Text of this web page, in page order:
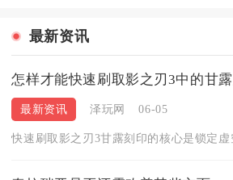
最新资讯
怎样才能快速刷取影之刃3中的甘
最新资讯 泽玩网 06-05